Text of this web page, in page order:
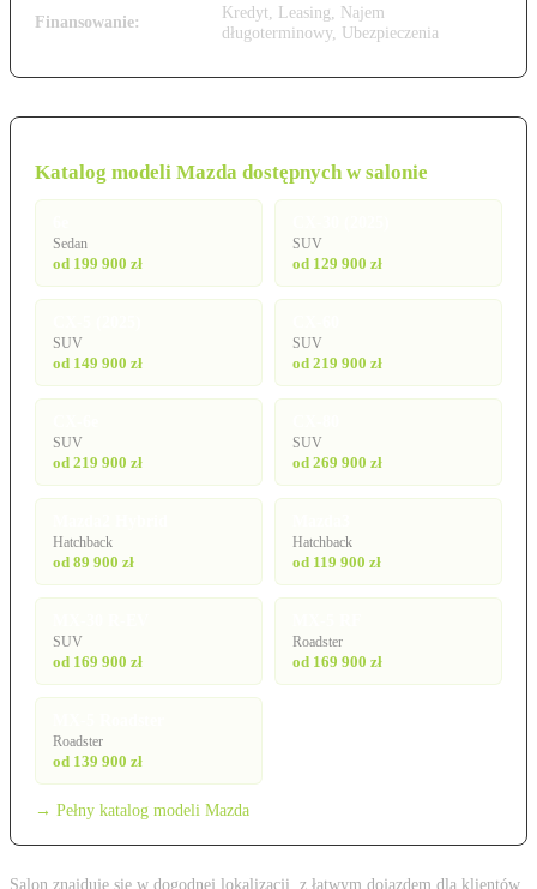
Finansowanie:
Kredyt, Leasing, Najem
długoterminowy, Ubezpieczenia
Katalog modeli Mazda dostępnych w salonie
Sedan
od 199 900 zł
SUV
od 129 900 zł
SUV
od 149 900 zł
SUV
od 219 900 zł
SUV
od 219 900 zł
SUV
od 269 900 zł
Hatchback
od 89 900 zł
Hatchback
od 119 900 zł
SUV
od 169 900 zł
Roadster
od 169 900 zł
Roadster
od 139 900 zł
→ Pełny katalog modeli Mazda
Salon znajduje się w dogodnej lokalizacji, z łatwym dojazdem dla klientów